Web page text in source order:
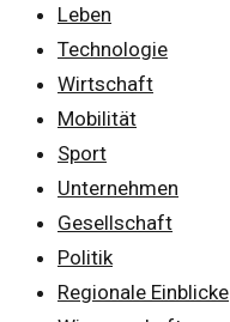
Leben
Technologie
Wirtschaft
Mobilität
Sport
Unternehmen
Gesellschaft
Politik
Regionale Einblicke